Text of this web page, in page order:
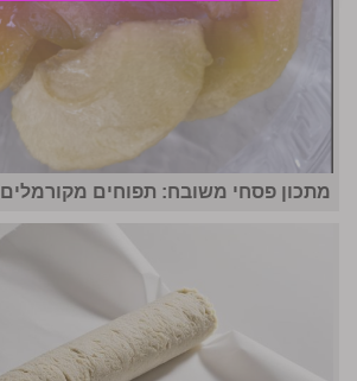
מתכון פסחי משובח: תפוחים מקורמלים